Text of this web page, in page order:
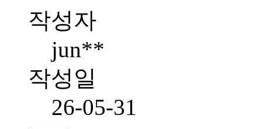
작성자
jun**
작성일
26-05-31